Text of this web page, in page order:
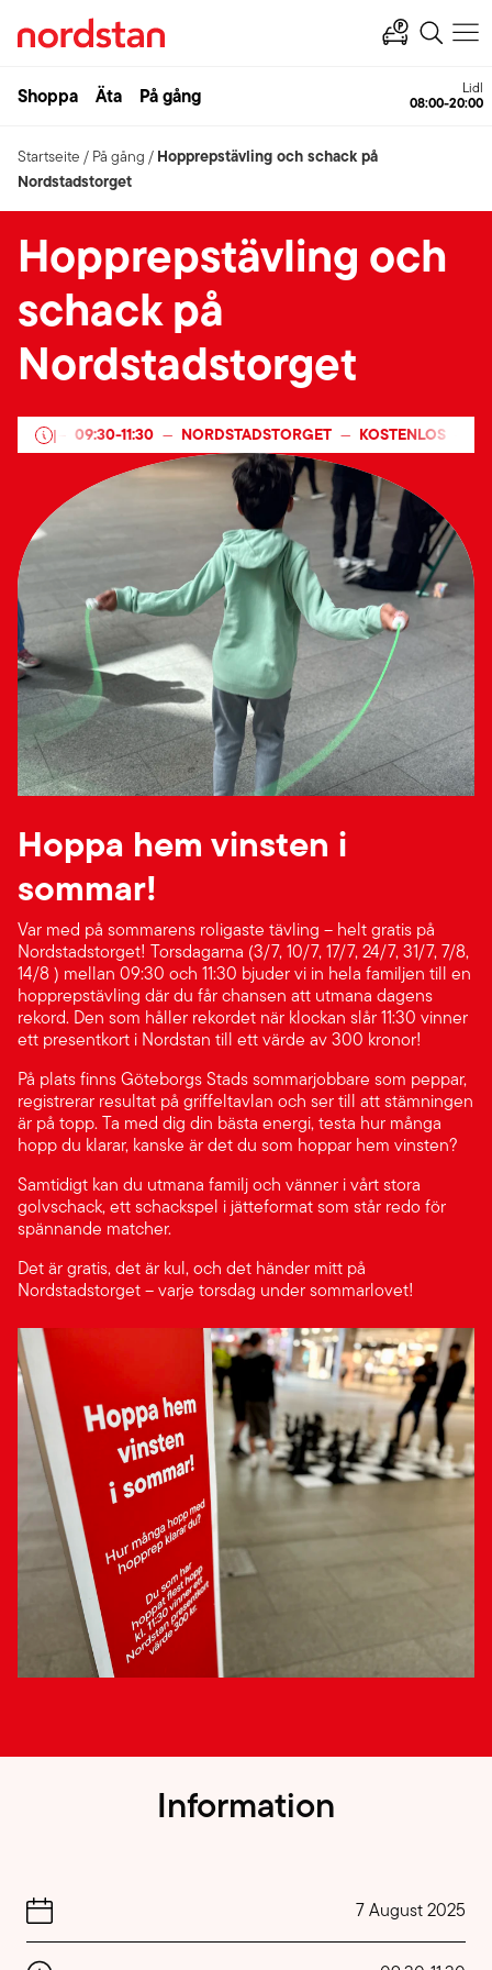
Shoppa Äta På gång Lidl
08:00-20:00
Startseite / På gång / Hopprepstävling och schack på
Nordstadstorget
Hopprepstävling och
schack på
Nordstadstorget
|
— 09:30-11:30 — NORDSTADSTORGET — KOSTENLOS —
Hoppa hem vinsten i
sommar!
Var med på sommarens roligaste tävling – helt gratis på
Nordstadstorget! Torsdagarna (3/7, 10/7, 17/7, 24/7, 31/7, 7/8,
14/8 ) mellan 09:30 och 11:30 bjuder vi in hela familjen till en
hopprepstävling där du får chansen att utmana dagens
rekord. Den som håller rekordet när klockan slår 11:30 vinner
ett presentkort i Nordstan till ett värde av 300 kronor!
På plats finns Göteborgs Stads sommarjobbare som peppar,
registrerar resultat på griffeltavlan och ser till att stämningen
är på topp. Ta med dig din bästa energi, testa hur många
hopp du klarar, kanske är det du som hoppar hem vinsten?
Samtidigt kan du utmana familj och vänner i vårt stora
golvschack, ett schackspel i jätteformat som står redo för
spännande matcher.
Det är gratis, det är kul, och det händer mitt på
Nordstadstorget – varje torsdag under sommarlovet!
Information
7 August 2025